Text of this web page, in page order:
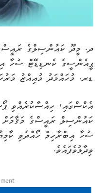
ދ. މީދޫ ކައުންސިލްގެ
ޕީއެންސީގެ ކެނޑިޑޭޓް ސުހާ
ޑރ. މުހައްމަދު މުއިއްޒު
އެކްސްގައި، ހިއްސާކުރެއްވި
ކައުންސިލް ރައީސްގެ
ސުހާ އިބްރާހިމް ހޯއްދެވި
ވިދާޅުވެފައެވެ.